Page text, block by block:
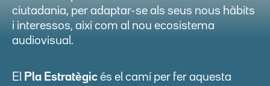
ciutadania, per adaptar-se als seus nous hàbits
i interessos, així com al nou ecosistema
audiovisual.
El Pla Estratègic és el camí per fer aquesta